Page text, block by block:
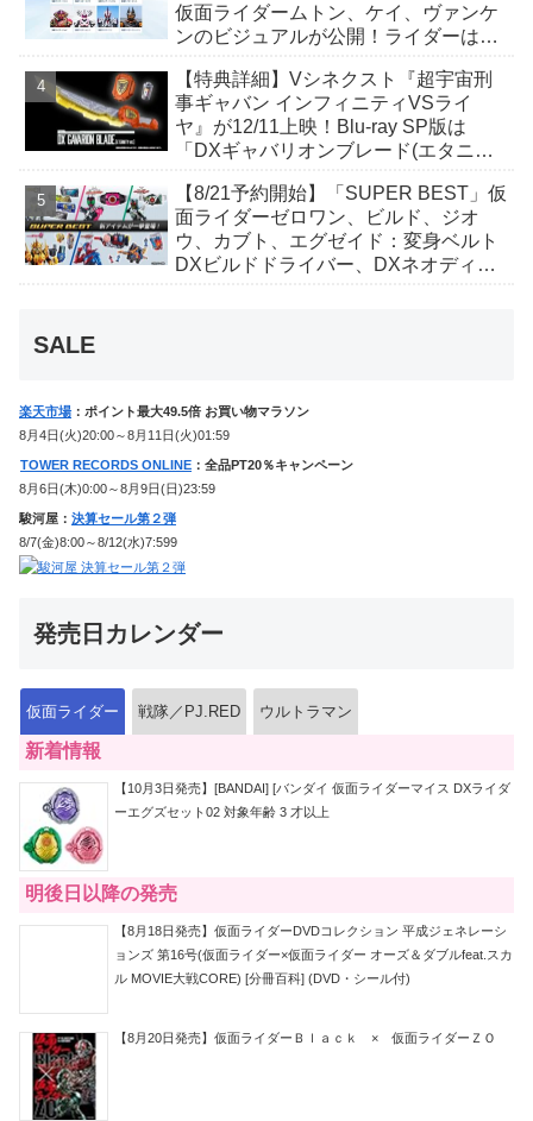
仮面ライダームトン、ケイ、ヴァンケ
ンのビジュアルが公開！ライダーは子
【特典詳細】Vシネクスト『超宇宙刑
事ギャバン インフィニティVSライ
ヤ』が12/11上映！Blu-ray SP版は
「DXギャバリオンブレード(エタニテ
か豪華特典付き！
【8/21予約開始】「SUPER BEST」仮
面ライダーゼロワン、ビルド、ジオ
ウ、カブト、エグゼイド：変身ベルト
DXビルドドライバー、DXネオディケ
SALE
楽天市場 ：ポイント最大49.5倍 お買い物マラソン
8月4日(火)20:00～8月11日(火)01:59
TOWER RECORDS ONLINE ：全品PT20％キャンペーン
8月6日(木)0:00～8月9日(日)23:59
駿河屋： 決算セール第２弾
8/7(金)8:00～8/12(水)7:599
発売日カレンダー
仮面ライダー 戦隊／PJ.RED ウルトラマン
新着情報
【10月3日発売】[BANDAI] [バンダイ 仮面ライダーマイス DXライダ
ーエグズセット02 対象年齢 3 才以上
明後日以降の発売
【8月18日発売】仮面ライダーDVDコレクション 平成ジェネレーシ
ョンズ 第16号(仮面ライダー×仮面ライダー オーズ＆ダブルfeat.スカ
ル MOVIE大戦CORE) [分冊百科] (DVD・シール付)
【8月20日発売】仮面ライダーＢｌａｃｋ × 仮面ライダーＺＯ